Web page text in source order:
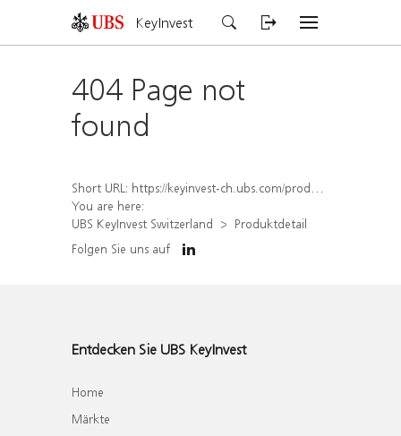
KeyInvest
404 Page not
found
Short URL: https://keyinvest-ch.ubs.com/produkt/detail/index/isin/CH1567425264
You are here:
UBS KeyInvest Switzerland
Produktdetail
Folgen Sie uns auf
Entdecken Sie UBS KeyInvest
Home
Märkte